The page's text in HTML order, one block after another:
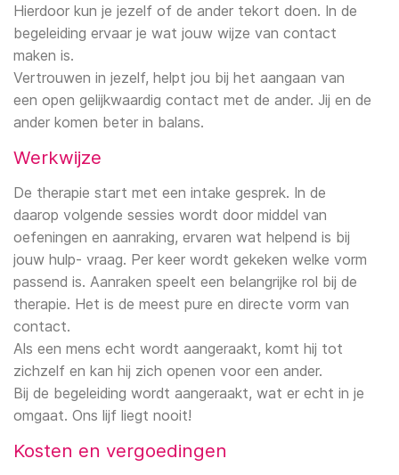
Hierdoor kun je jezelf of de ander tekort doen. In de
begeleiding ervaar je wat jouw wijze van contact
maken is.
Vertrouwen in jezelf, helpt jou bij het aangaan van
een open gelijkwaardig contact met de ander. Jij en de
ander komen beter in balans.
Werkwijze
De therapie start met een intake gesprek. In de
daarop volgende sessies wordt door middel van
oefeningen en aanraking, ervaren wat helpend is bij
jouw hulp- vraag. Per keer wordt gekeken welke vorm
passend is. Aanraken speelt een belangrijke rol bij de
therapie. Het is de meest pure en directe vorm van
contact.
Als een mens echt wordt aangeraakt, komt hij tot
zichzelf en kan hij zich openen voor een ander.
Bij de begeleiding wordt aangeraakt, wat er echt in je
omgaat. Ons lijf liegt nooit!
Kosten en vergoedingen